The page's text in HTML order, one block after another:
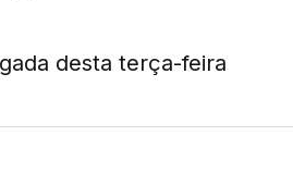
desta terça-feira